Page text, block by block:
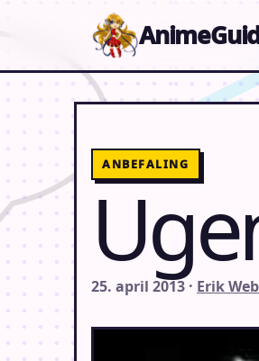
ANBEFALING
25. april 2013 · Erik